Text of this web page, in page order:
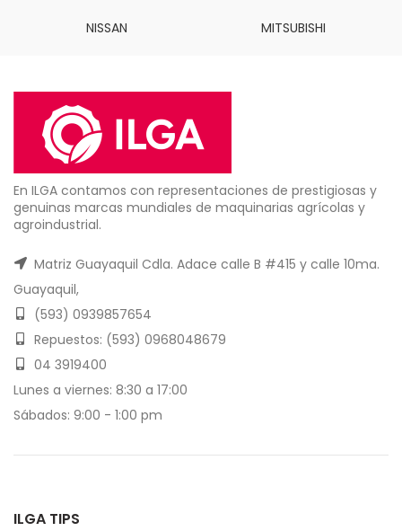
NISSAN MITSUBISHI
En ILGA contamos con representaciones de prestigiosas y
genuinas marcas mundiales de maquinarias agrícolas y
agroindustrial.
Matriz Guayaquil Cdla. Adace calle B #415 y calle 10ma.
Guayaquil,
(593) 0939857654
Repuestos: (593) 0968048679
04 3919400
Lunes a viernes: 8:30 a 17:00
Sábados: 9:00 - 1:00 pm
ILGA TIPS